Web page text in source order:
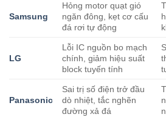
Samsung
Hỏng motor quạt gió
ngăn đông, kẹt cơ cấu
đá rơi tự động
LG
Lỗi IC nguồn bo mạch
chính, giảm hiệu suất
block tuyến tính
Panasonic
Sai trị số điện trở đầu
dò nhiệt, tắc nghẽn
đường xả đá